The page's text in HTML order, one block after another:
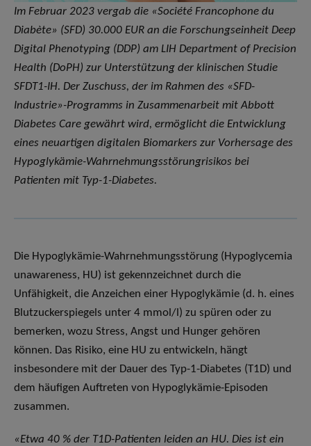
Im Februar 2023 vergab die «Société Francophone du
Diabète» (SFD) 30.000 EUR an die Forschungseinheit Deep
Digital Phenotyping (DDP) am LIH Department of Precision
Health (DoPH) zur Unterstützung der klinischen Studie
SFDT1-IH. Der Zuschuss, der im Rahmen des «SFD-
Industrie»-Programms in Zusammenarbeit mit Abbott
Diabetes Care gewährt wird, ermöglicht die Entwicklung
eines neuartigen digitalen Biomarkers zur Vorhersage des
Hypoglykämie-Wahrnehmungsstörungrisikos bei
Patienten mit Typ-1-Diabetes.
Die Hypoglykämie-Wahrnehmungsstörung (Hypoglycemia
unawareness, HU) ist gekennzeichnet durch die
Unfähigkeit, die Anzeichen einer Hypoglykämie (d. h. eines
Blutzuckerspiegels unter 4 mmol/l) zu spüren oder zu
bemerken, wozu Stress, Angst und Hunger gehören
können. Das Risiko, eine HU zu entwickeln, hängt
insbesondere mit der Dauer des Typ-1-Diabetes (T1D) und
dem häufigen Auftreten von Hypoglykämie-Episoden
zusammen.
«Etwa 40 % der T1D-Patienten leiden an HU. Dies ist ein